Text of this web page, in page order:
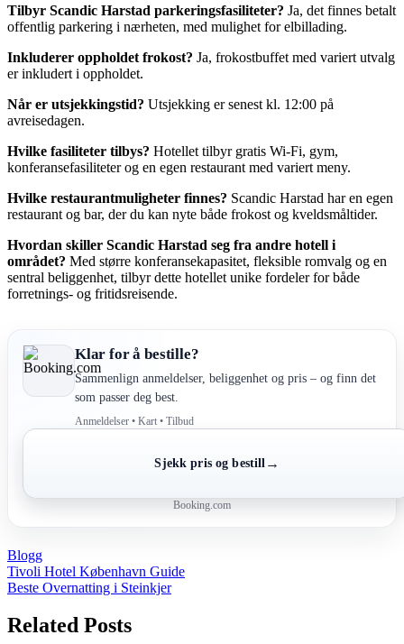
Tilbyr Scandic Harstad parkeringsfasiliteter? Ja, det finnes betalt
offentlig parkering i nærheten, med mulighet for elbillading.
Inkluderer oppholdet frokost? Ja, frokostbuffet med variert utvalg
er inkludert i oppholdet.
Når er utsjekkingstid? Utsjekking er senest kl. 12:00 på
avreisedagen.
Hvilke fasiliteter tilbys? Hotellet tilbyr gratis Wi-Fi, gym,
konferansefasiliteter og en egen restaurant med variert meny.
Hvilke restaurantmuligheter finnes? Scandic Harstad har en egen
restaurant og bar, der du kan nyte både frokost og kveldsmåltider.
Hvordan skiller Scandic Harstad seg fra andre hotell i
området? Med større konferansekapasitet, fleksible romvalg og en
sentral beliggenhet, tilbyr dette hotellet unike fordeler for både
forretnings- og fritidsreisende.
Klar for å bestille?
Sammenlign anmeldelser, beliggenhet og pris – og finn det
som passer deg best.
Anmeldelser • Kart • Tilbud
Sjekk pris og bestill →
Booking.com
Blogg
Post
navigation
Tivoli Hotel København Guide
Beste Overnatting i Steinkjer
Related Posts